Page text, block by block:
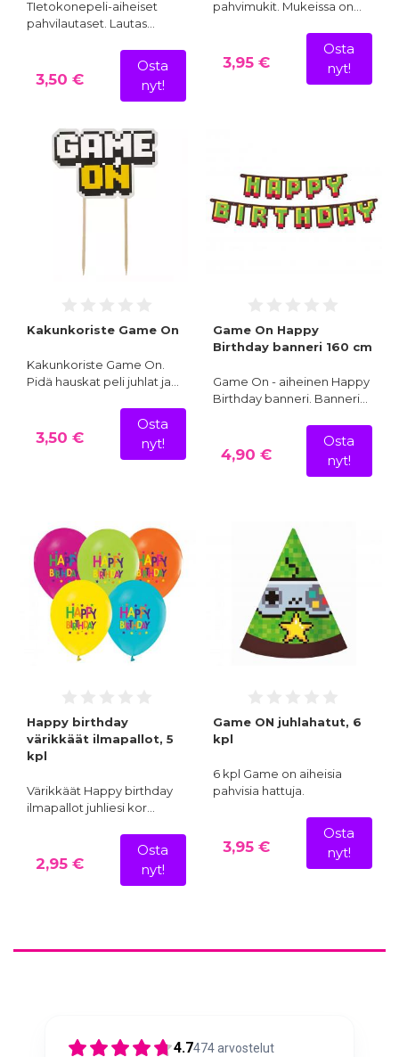
TIetokonepeli-aiheiset
pahvilautaset. Lautas…
3,50 €
Osta
nyt!
pahvimukit. Mukeissa on…
3,95 €
Osta
nyt!
Kakunkoriste Game On
Kakunkoriste Game On.
Pidä hauskat peli juhlat ja…
3,50 €
Osta
nyt!
Game On Happy
Birthday banneri 160 cm
Game On - aiheinen Happy
Birthday banneri. Banneri…
4,90 €
Osta
nyt!
Happy birthday
värikkäät ilmapallot, 5
kpl
Värikkäät Happy birthday
ilmapallot juhliesi kor…
2,95 €
Osta
nyt!
Game ON juhlahatut, 6
kpl
6 kpl Game on aiheisia
pahvisia hattuja.
3,95 €
Osta
nyt!
4.7474arvostelut